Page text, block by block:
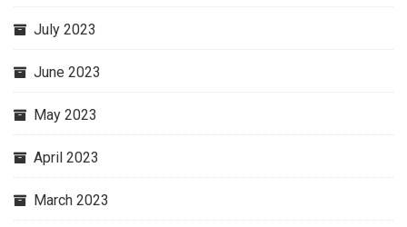
July 2023
June 2023
May 2023
April 2023
March 2023